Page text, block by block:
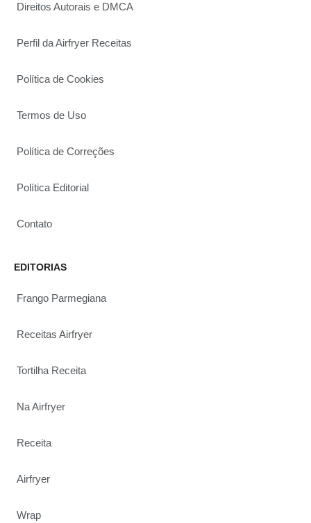
Direitos Autorais e DMCA
Perfil da Airfryer Receitas
Política de Cookies
Termos de Uso
Política de Correções
Política Editorial
Contato
EDITORIAS
Frango Parmegiana
Receitas Airfryer
Tortilha Receita
Na Airfryer
Receita
Airfryer
Wrap